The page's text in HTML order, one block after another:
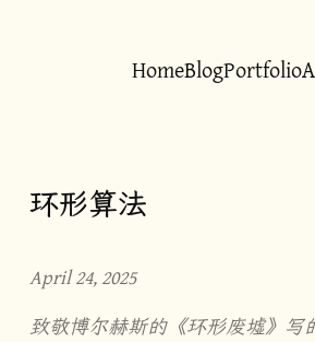
HomeBlogPortfolio
环形算法
April 24, 2025
致敬博尔赫斯的《环形废墟》写